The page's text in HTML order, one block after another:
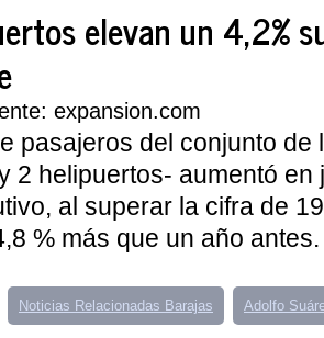
elevan un 4,2%
expansion.com
pasajeros del conjunto de
2 helipuertos- aumentó en
al superar la cifra de
% más que un año
Noticias Relacionadas Barajas Adolfo